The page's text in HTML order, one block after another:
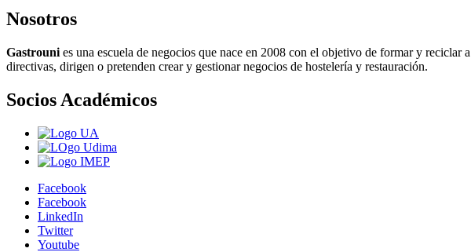
Nosotros
Gastrouni es una escuela de negocios que nace en 2008 con el objetivo de formar y
directivas, dirigen o pretenden crear y gestionar negocios de hostelería y restauración.
Socios Académicos
Facebook
Facebook
LinkedIn
Twitter
Youtube